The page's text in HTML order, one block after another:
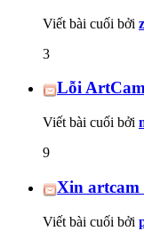
Viết bài cuối bởi
3
Lỗi
Viết bài cuối bởi
9
Xin artcam
Viết bài cuối bởi